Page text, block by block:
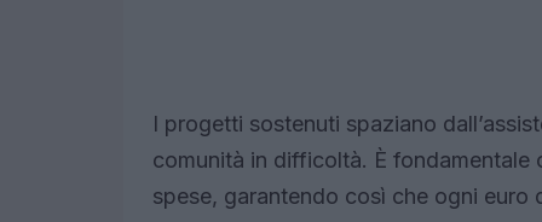
I progetti sostenuti spaziano
comunità in difficoltà. È fondamentale
spese, garantendo così che ogni